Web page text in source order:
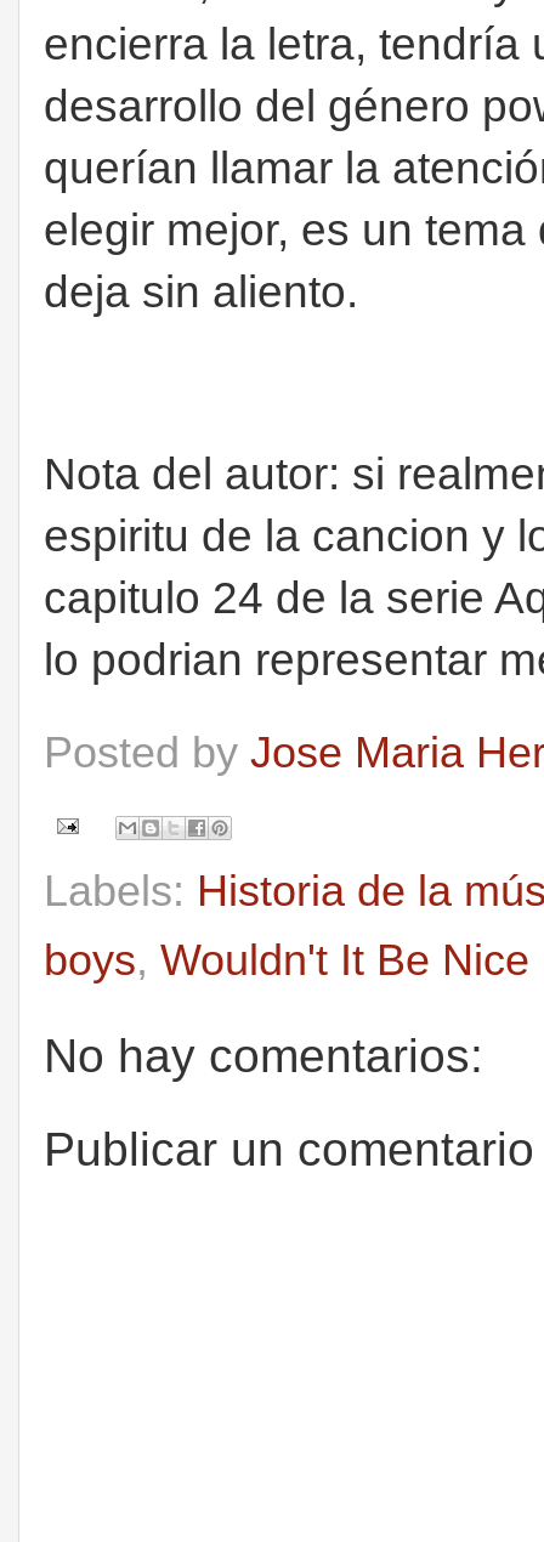
encierra la letra, tendría
desarrollo del género
querían llamar la
elegir mejor, es un
deja sin aliento.
Nota del autor: si
espiritu de la cancion y
capitulo 24 de la serie
lo podrian representar
Posted by Jose Maria
Labels: Historia de la
boys, Wouldn't It Be Nice
No hay comentarios:
Publicar un comentario